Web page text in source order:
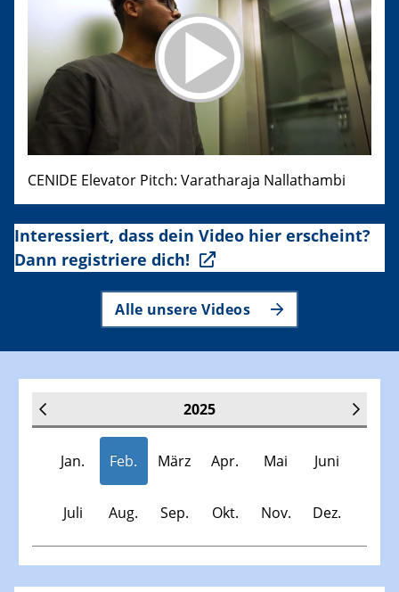
CENIDE Elevator Pitch: Varatharaja Nallathambi
Interessiert, dass dein Video hier erscheint?
Dann registriere dich!
Alle unsere Videos
2025
Jan. Feb. März Apr. Mai Juni
Juli Aug. Sep. Okt. Nov. Dez.